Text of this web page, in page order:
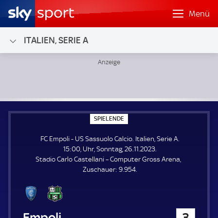
Menü
ITALIEN, SERIE A
SPIELENDE
P
E
L
E
N
D
E
FC Empoli - US Sassuolo Calcio. Italien, Serie A.
15:00, Uhr, Sonntag, 26.11.2023.
Stadio Carlo Castellani – Computer Gross Arena
Zuschauer: Z
9.954.